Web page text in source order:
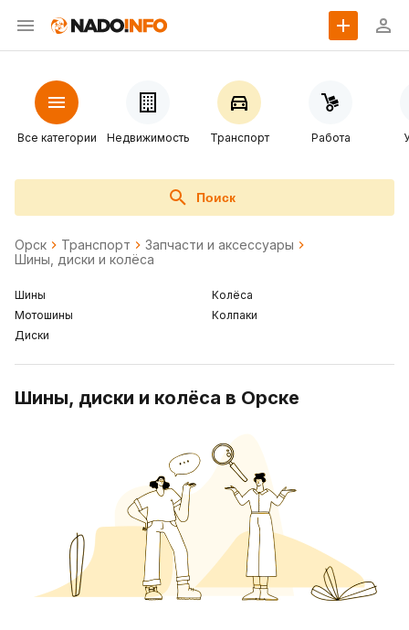
Все категории Недвижимость Транспорт Работа
Поиск
Орск Транспорт
Запчасти и аксессуары
Шины, диски и колёса
Шины
Мотошины
Диски
Колёса
Колпаки
Шины, диски и колёса в Орске